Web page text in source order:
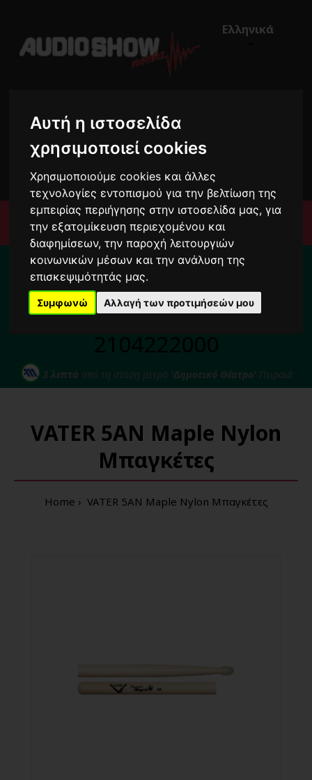
Αυτή η ιστοσελίδα
χρησιμοποιεί cookies
Χρησιμοποιούμε cookies και άλλες
τεχνολογίες εντοπισμού για την βελτίωση της
εμπειρίας περιήγησης στην ιστοσελίδα μας, για
την εξατομίκευση περιεχομένου και
διαφημίσεων, την παροχή λειτουργιών
κοινωνικών μέσων και την ανάλυση της
επισκεψιμότητάς μας.
Συμφωνώ Αλλαγή των προτιμήσεών μου
Ελληνικά
Μενού
Για το διάστημα από 10/8 ως 24/8 οι
παραγγελίες σας ενδέχεται να
καθυστερήσουν !
Για κάθε σας απορία καλέστε μας στο:
3 λεπτά από τη στάση μετρό 'Δημοτικό Θέατρο' Πειραιά
VATER 5AN Maple Nylon
Μπαγκέτες
Home VATER 5AN Maple Nylon Μπαγκέτες